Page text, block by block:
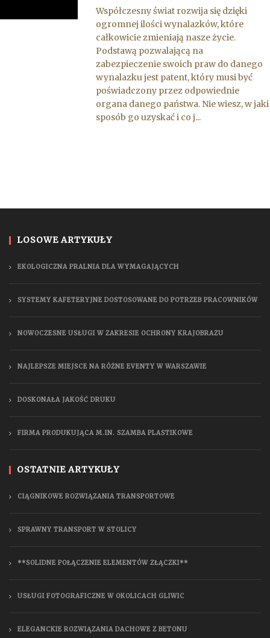
Współczesny świat rozwija się dzięki
ogromnej ilości wynalazków, które
całkowicie zmieniają nasze życie.
Podstawą pozwalającą na
zabezpieczenie swoich praw do danego
wynalazku jest patent, który musi być
poświadczony przez odpowiednie
organa danego państwa. Nie wiesz, w jaki
sposób go uzyskać i co j...
LOSOWE ARTYKUŁY
EKOLOGICZNA PRALNIA DLA WYMAGAJĄCYCH
SYSTEMY KAFETERYJNE DOSTOSOWANE DO POTRZEB PRACOWNIKÓW
NOWOCZESNE USŁUGI W ZAKRESIE OCHRONY KRAJOBRAZU
NAJLEPSZE MIEJSCE NA RÓŻNE EVENTY W WARSZAWIE
DOSKONAŁA JAKOŚĆ DRUKU
FIRMA PRODUKUJĄCA M.IN. SZAMBA PLASTIKOWE
OSTATNIE ARTYKUŁY
CIĄGNIKOWE ROZWIĄZANIA TRANSPORTOWE
SPRAWNY TRANSPORT W STOLICY
**SOLIDNE POŁĄCZENIE ELEMENTÓW ZŁĄCZKI**
USŁUGI FOTOGRAFICZNE W OKOLICACH GLIWIC
ELEGANCKIE ROZWIĄZANIA DACHOWE Z BETONU